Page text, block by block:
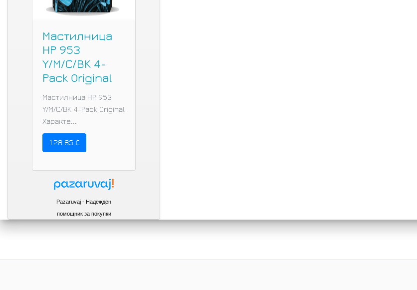
Мастилница
HP 953
Y/M/C/BK 4-
Pack Original
Мастилница HP 953
Y/M/C/BK 4-Pack Original
Характе...
128.85 €
Pazaruvaj - Надежден
помощник за покупки